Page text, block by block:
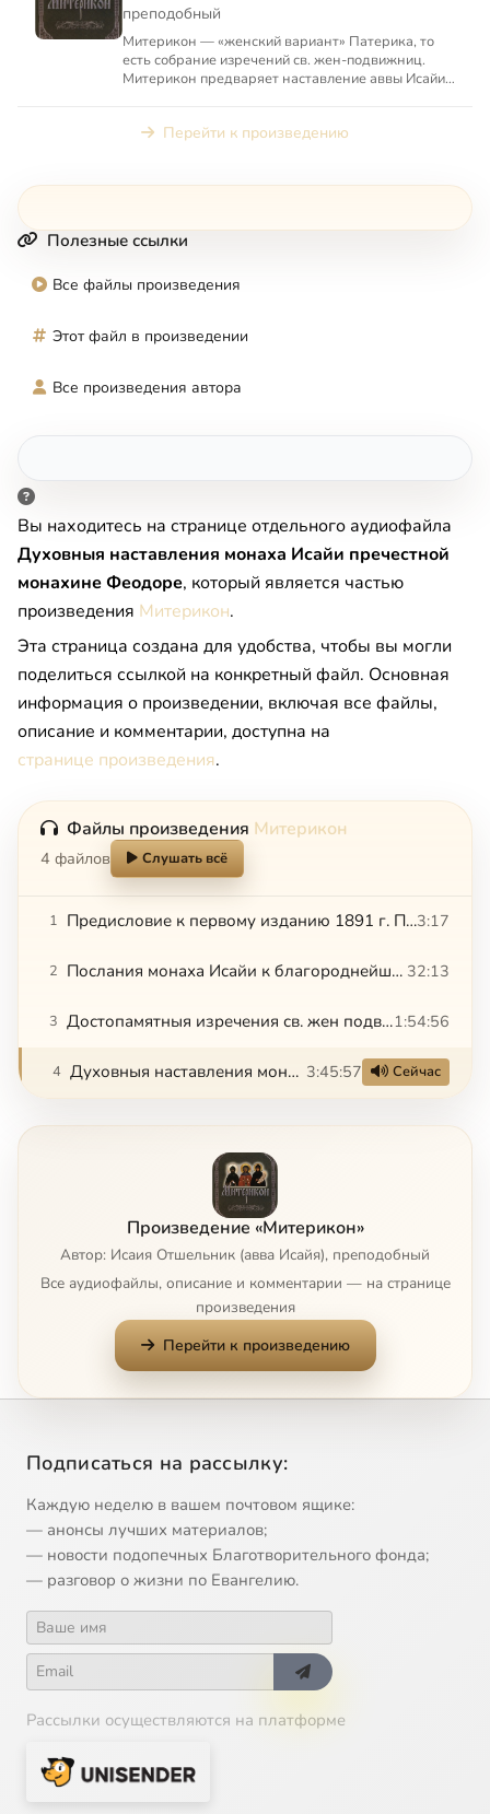
преподобный
Митерикон — «женский вариант» Патерика, то
есть собрание изречений св. жен-подвижниц.
Митерикон предваряет наставление аввы Исайи
Перейти к произведению
Полезные ссылки
Все файлы произведения
Этот файл в произведении
Все произведения автора
Вы находитесь на странице отдельного аудиофайла
Духовныя наставления монаха Исайи пречестной
монахине Феодоре, который является частью
произведения Митерикон.
Эта страница создана для удобства, чтобы вы могли
поделиться ссылкой на конкретный файл. Основная
информация о произведении, включая все файлы,
описание и комментарии, доступна на
странице произведения.
Файлы произведения Митерикон
4 файлов Слушать всё
1 Предисловие к первому изданию 1891 г. Примечание к второму изданию 1898 г.3:17
2 Послания монаха Исайи к благороднейшей монахине Феодоре 32:13
3 Достопамятныя изречения св. жен подвижниц, собранный Аввою Исаиею для пречестной монахини Феодоры.1:54:56
4 Духовныя наставления монаха Исайи пречестной монахине Феодоре 3:45:57 Сейчас
Произведение «Митерикон»
Автор: Исаия Отшельник (авва Исайя), преподобный
Все аудиофайлы, описание и комментарии — на странице
произведения
Перейти к произведению
Подписаться на рассылку:
Каждую неделю в вашем почтовом ящике:
— анонсы лучших материалов;
— новости подопечных Благотворительного фонда;
— разговор о жизни по Евангелию.
Рассылки осуществляются на платформе